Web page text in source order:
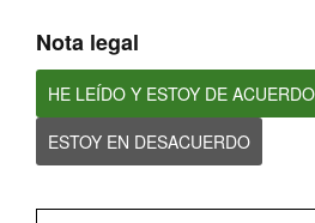
Nota legal
HE LEÍDO Y ESTOY DE ACUERDO
ESTOY EN DESACUERDO